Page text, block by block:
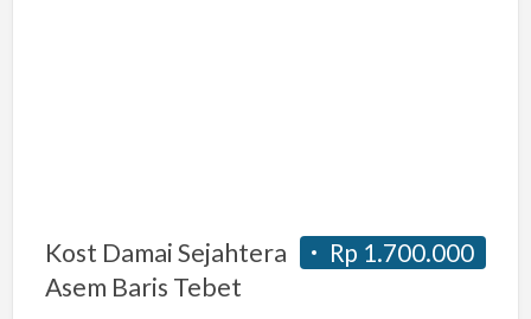
Rp 1.700.000
Kost Damai Sejahtera
Asem Baris Tebet